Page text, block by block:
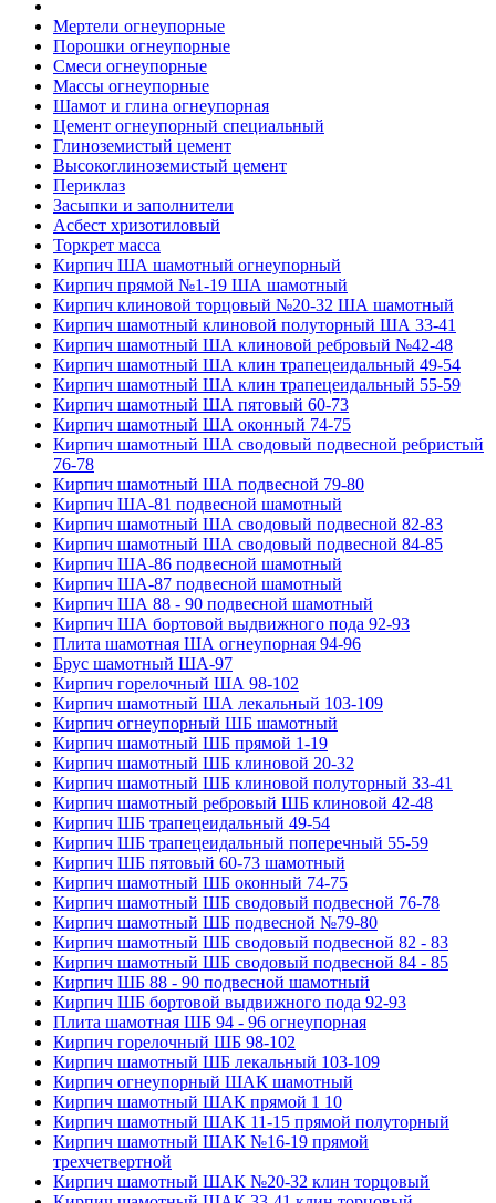
Мертели огнеупорные
Порошки огнеупорные
Смеси огнеупорные
Массы огнеупорные
Шамот и глина огнеупорная
Цемент огнеупорный специальный
Глиноземистый цемент
Высокоглиноземистый цемент
Периклаз
Засыпки и заполнители
Асбест хризотиловый
Торкрет масса
Кирпич ША шамотный огнеупорный
Кирпич прямой №1-19 ША шамотный
Кирпич клиновой торцовый №20-32 ША шамотный
Кирпич шамотный клиновой полуторный ША 33-41
Кирпич шамотный ША клиновой ребровый №42-48
Кирпич шамотный ША клин трапецеидальный 49-54
Кирпич шамотный ША клин трапецеидальный 55-59
Кирпич шамотный ША пятовый 60-73
Кирпич шамотный ША оконный 74-75
Кирпич шамотный ША сводовый подвесной ребристый
76-78
Кирпич шамотный ША подвесной 79-80
Кирпич ША-81 подвесной шамотный
Кирпич шамотный ША сводовый подвесной 82-83
Кирпич шамотный ША сводовый подвесной 84-85
Кирпич ША-86 подвесной шамотный
Кирпич ША-87 подвесной шамотный
Кирпич ША 88 - 90 подвесной шамотный
Кирпич ША бортовой выдвижного пода 92-93
Плита шамотная ША огнеупорная 94-96
Брус шамотный ША-97
Кирпич горелочный ША 98-102
Кирпич шамотный ША лекальный 103-109
Кирпич огнеупорный ШБ шамотный
Кирпич шамотный ШБ прямой 1-19
Кирпич шамотный ШБ клиновой 20-32
Кирпич шамотный ШБ клиновой полуторный 33-41
Кирпич шамотный ребровый ШБ клиновой 42-48
Кирпич ШБ трапецеидальный 49-54
Кирпич ШБ трапецеидальный поперечный 55-59
Кирпич ШБ пятовый 60-73 шамотный
Кирпич шамотный ШБ оконный 74-75
Кирпич шамотный ШБ сводовый подвесной 76-78
Кирпич шамотный ШБ подвесной №79-80
Кирпич шамотный ШБ сводовый подвесной 82 - 83
Кирпич шамотный ШБ сводовый подвесной 84 - 85
Кирпич ШБ 88 - 90 подвесной шамотный
Кирпич ШБ бортовой выдвижного пода 92-93
Плита шамотная ШБ 94 - 96 огнеупорная
Кирпич горелочный ШБ 98-102
Кирпич шамотный ШБ лекальный 103-109
Кирпич огнеупорный ШАК шамотный
Кирпич шамотный ШАК прямой 1 10
Кирпич шамотный ШАК 11-15 прямой полуторный
Кирпич шамотный ШАК №16-19 прямой
трехчетвертной
Кирпич шамотный ШАК №20-32 клин торцовый